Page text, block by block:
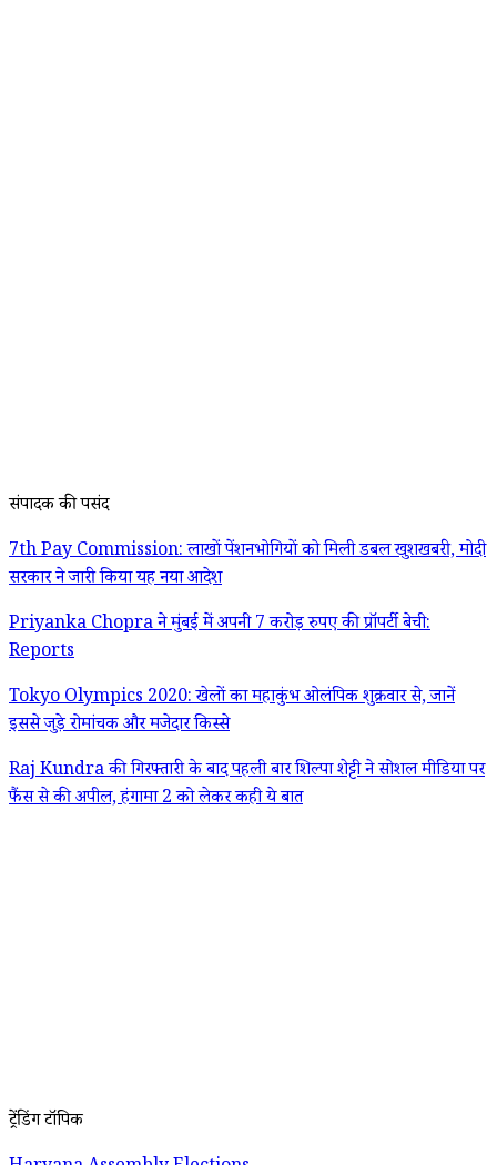
संपादक की पसंद
7th Pay Commission: लाखों पेंशनभोगियों को मिली डबल खुशखबरी, मोदी
सरकार ने जारी किया यह नया आदेश
Priyanka Chopra ने मुंबई में अपनी 7 करोड़ रुपए की प्रॉपर्टी बेची:
Reports
Tokyo Olympics 2020: खेलों का महाकुंभ ओलंपिक शुक्रवार से, जानें
इससे जुड़े रोमांचक और मजेदार किस्से
Raj Kundra की गिरफ्तारी के बाद पहली बार शिल्पा शेट्टी ने सोशल मीडिया पर
फैंस से की अपील, हंगामा 2 को लेकर कही ये बात
ट्रेंडिंग टॉपिक